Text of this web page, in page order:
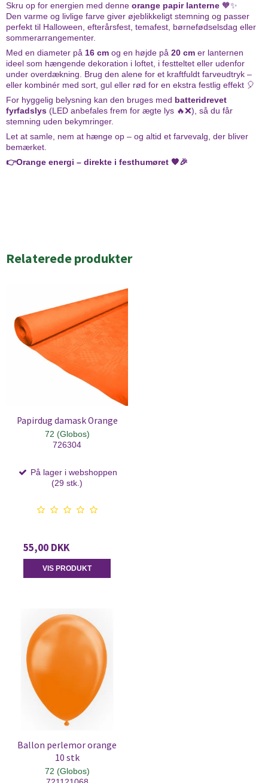
Skru op for energien med denne orange papir lanterne 🧡✨
Den varme og livlige farve giver øjeblikkeligt stemning og passer
perfekt til Halloween, efterårsfest, temafest, børnefødselsdag eller
sommerarrangementer.
Med en diameter på 16 cm og en højde på 20 cm er lanternen
ideel som hængende dekoration i loftet, i festteltet eller udenfor
under overdækning. Brug den alene for et kraftfuldt farveudtryk –
eller kombinér med sort, gul eller rød for en ekstra festlig effekt 🎈
For hyggelig belysning kan den bruges med batteridrevet
fyrfadslys (LED anbefales frem for ægte lys 🔥❌), så du får
stemning uden bekymringer.
Let at samle, nem at hænge op – og altid et farvevalg, der bliver
bemærket.
👉Orange energi – direkte i festhumøret 🧡🎉
Relaterede produkter
Papirdug damask Orange
72 (Globos)
726304
På lager i webshoppen
(29 stk.)
55,00 DKK
VIS PRODUKT
Ballon perlemor orange
10 stk
72 (Globos)